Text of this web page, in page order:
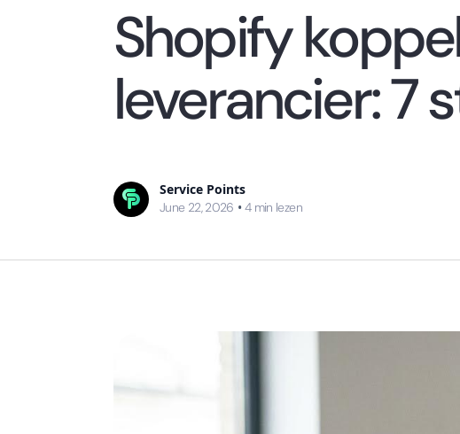
Shopify
leverancier: 7
Service Points
June 22, 2026 • 4 min lezen